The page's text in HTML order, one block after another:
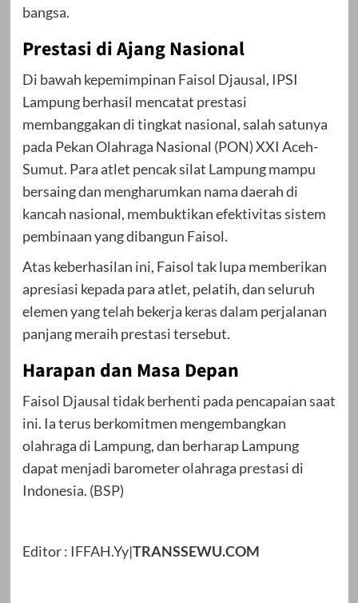
bangsa.
Prestasi di Ajang Nasional
Di bawah kepemimpinan Faisol Djausal, IPSI
Lampung berhasil mencatat prestasi
membanggakan di tingkat nasional, salah satunya
pada Pekan Olahraga Nasional (PON) XXI Aceh-
Sumut. Para atlet pencak silat Lampung mampu
bersaing dan mengharumkan nama daerah di
kancah nasional, membuktikan efektivitas sistem
pembinaan yang dibangun Faisol.
Atas keberhasilan ini, Faisol tak lupa memberikan
apresiasi kepada para atlet, pelatih, dan seluruh
elemen yang telah bekerja keras dalam perjalanan
panjang meraih prestasi tersebut.
Harapan dan Masa Depan
Faisol Djausal tidak berhenti pada pencapaian saat
ini. Ia terus berkomitmen mengembangkan
olahraga di Lampung, dan berharap Lampung
dapat menjadi barometer olahraga prestasi di
Indonesia. (BSP)
Editor : IFFAH.Yy|TRANSSEWU.COM